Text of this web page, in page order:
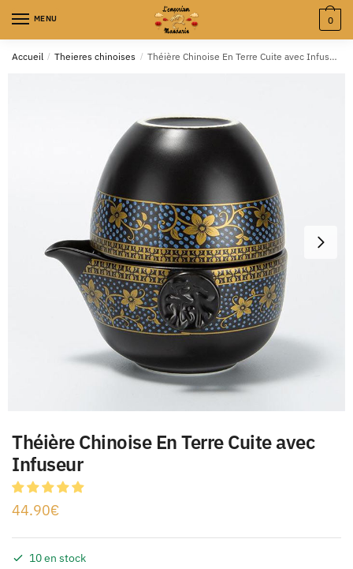
MENU 0
Accueil / Theieres chinoises / Théière Chinoise En Terre Cuite avec Infuseur
Théière Chinoise En Terre Cuite avec
Infuseur
44.90€
10 en stock